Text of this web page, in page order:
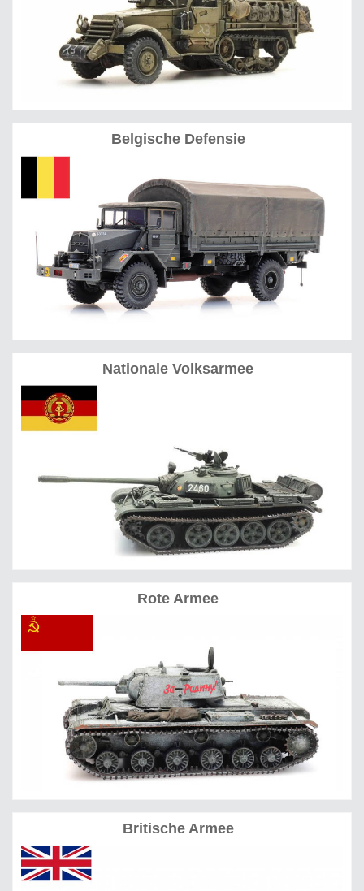
Belgische Defensie
Nationale Volksarmee
Rote Armee
Britische Armee